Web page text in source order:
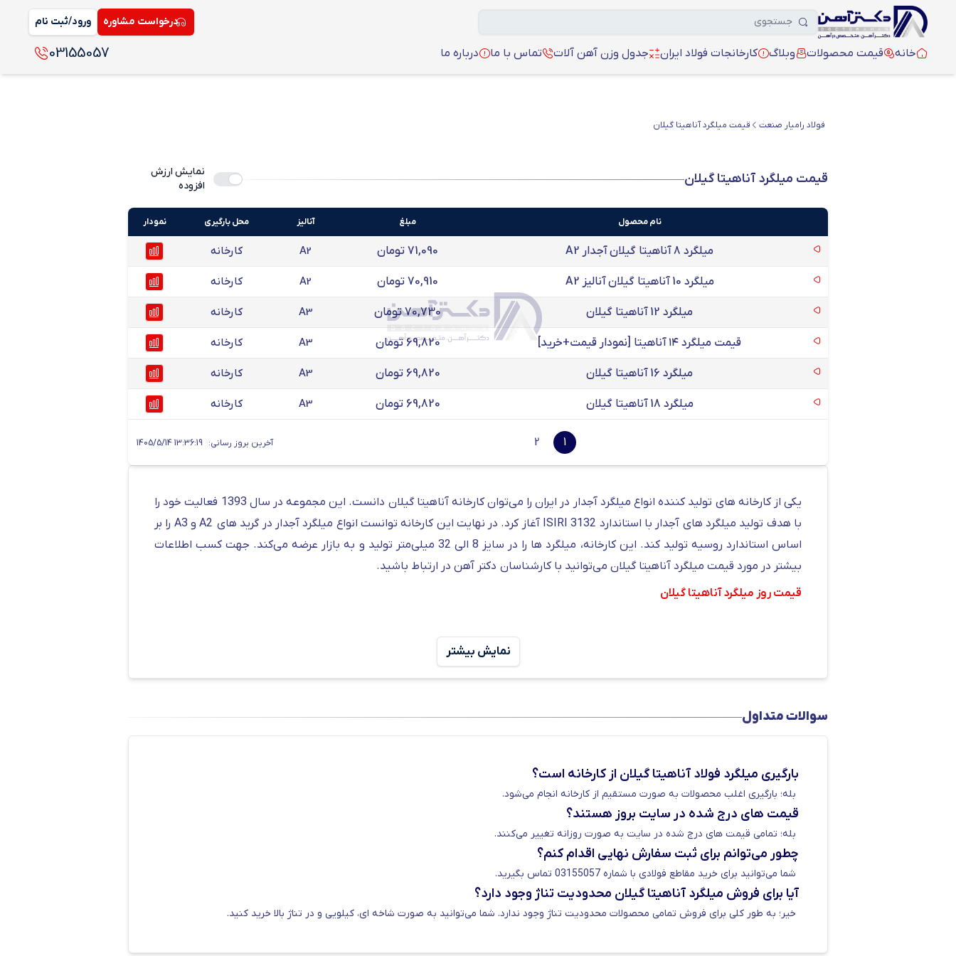
درخواست مشاوره ورود/ثبت نام
خانه قیمت محصولات وبلاگ کارخانجات فولاد ایران جدول وزن آهن آلات تماس با ما درباره ما 03155057
فولاد رامیار صنعت قیمت میلگرد آناهیتا گیلان
قیمت میلگرد آناهیتا گیلان
نمایش ارزش
افزوده
نام محصول مبلغ آنالیز محل بارگیری نمودار
میلگرد 8 آناهیتا گیلان آجدار A2 71,090 تومان A2 کارخانه
میلگرد 10 آناهیتا گیلان آنالیز A2 70,910 تومان A2 کارخانه
میلگرد 12 آناهیتا گیلان 70,730 تومان A3 کارخانه
قیمت میلگرد ۱۴ آناهیتا [نمودار قیمت+خرید] 69,820 تومان A3 کارخانه
میلگرد 16 آناهیتا گیلان 69,820 تومان A3 کارخانه
میلگرد 18 آناهیتا گیلان 69,820 تومان A3 کارخانه
1
2 آخرین بروز رسانی: 1405/5/14 13:36:19
یکی از کارخانه های تولید کننده انواع میلگرد آجدار در ایران را می‌توان کارخانه آناهیتا گیلان دانست. این مجموعه در سال 1393 فعالیت خود را
با هدف تولید میلگرد های آجدار با استاندارد 3132 ISIRI آغاز کرد. در نهایت این کارخانه توانست انواع میلگرد آجدار در گرید های A2 و A3 را بر
اساس استاندارد روسیه تولید کند. این کارخانه، میلگرد ها را در سایز 8 الی 32 میلی‌متر تولید و به بازار عرضه می‌کند. جهت کسب اطلاعات
بیشتر در مورد قیمت میلگرد آناهیتا گیلان می‌توانید با کارشناسان دکتر آهن در ارتباط باشید.
قیمت روز میلگرد آناهیتا گیلان
می‌گذارد. لازم به ذکر است که به طور کلی قیمت مصالح ساختمانی از جمله میلگرد و سایر آهن آلات ساختمانی، بر قیمت نهایی سازه تاثیر
می‌گذارد. قیمت میلگرد آناهیتا گیلان بر اساس سایز و آنالیز آن مشخص می‌شود. شما می‌توانید قیمت میلگرد آناهیتا گیلان را در سایت دکتر
قیمت میلگرد ۸ آناهیتا
یکی از مقاطع فولادی تولید شده در کارخانه آناهیتا گیلان، میلگرد ۸ آناهیتا است؛ این سایز از میلگرد به سبب قطر کمی که دارد، استحکام و
شما می‌توانید قیمت میلگرد ۸ آناهیتا را در جدول بالا مشاهده کنید.
نمایش بیشتر
سوالات متداول
بارگیری میلگرد فولاد آناهیتا گیلان از کارخانه است؟
بله؛ بارگیری اغلب محصولات به صورت مستقیم از کارخانه انجام می‌شود.
قیمت های درج شده در سایت بروز هستند؟
بله؛ تمامی قیمت های درج شده در سایت به صورت روزانه تغییر می‌کنند.
چطور می‌توانم برای ثبت سفارش نهایی اقدام کنم؟
شما می‌توانید برای خرید مقاطع فولادی با شماره 03155057 تماس بگیرید.
آیا برای فروش میلگرد آناهیتا گیلان محدودیت تناژ وجود دارد؟
خیر؛ به طور کلی برای فروش تمامی محصولات محدودیت تناژ وجود ندارد. شما می‌توانید به صورت شاخه ای، کیلویی و در تناژ بالا خرید کنید.